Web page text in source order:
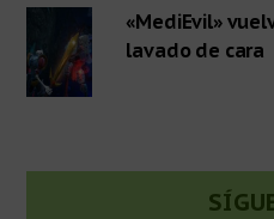
«MediEvil»
lavado de cara